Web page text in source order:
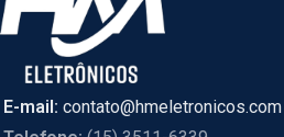
E-mail: contato@hmeletronicos.com